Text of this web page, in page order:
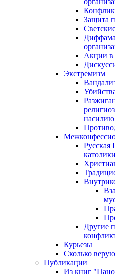
Защита
Акции в
Экстремизм
насилию
Русская
католики
Другие
Курьезы
Сколько
Публикации
Из книг